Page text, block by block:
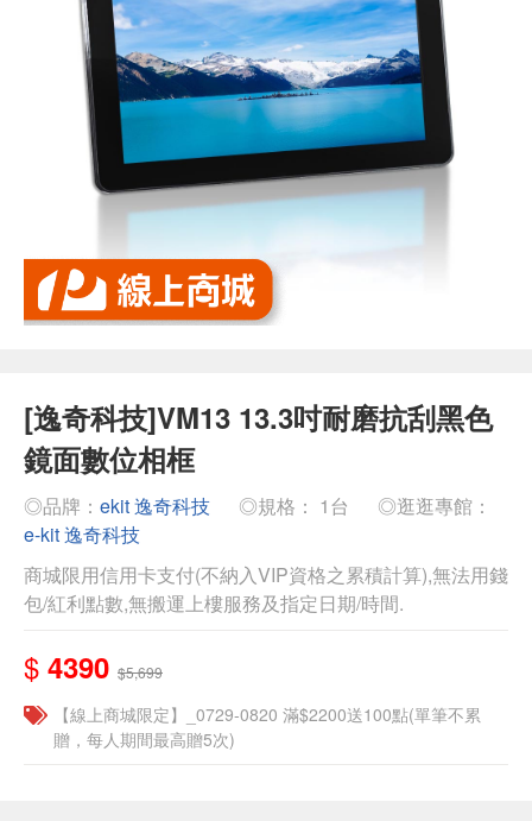
[逸奇科技]VM13 13.3吋耐磨抗刮黑色
鏡面數位相框
◎品牌： ekit 逸奇科技 ◎規格： 1台
◎逛逛專館：
e-kit 逸奇科技
商城限用信用卡支付(不納入VIP資格之累積計算),無法用錢
包/紅利點數,無搬運上樓服務及指定日期/時間.
$ 4390 $5,699
【線上商城限定】_0729-0820 滿$2200送100點(單筆不累
贈，每人期間最高贈5次)